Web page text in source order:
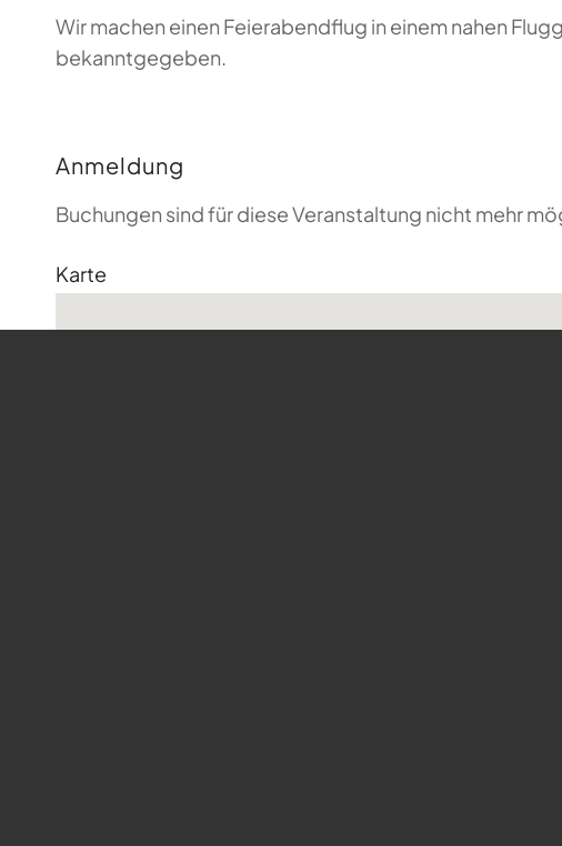
Wir machen einen Feierabendflug in einem nahen
bekanntgegeben.
Anmeldung
Buchungen sind für diese Veranstaltung nicht mehr
Karte